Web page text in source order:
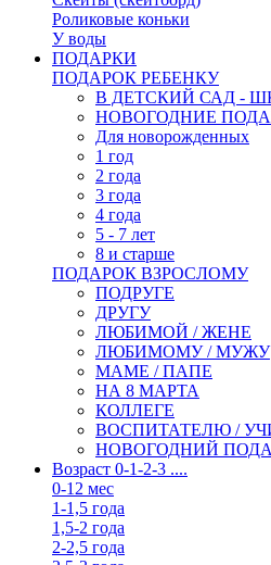
Роликовые коньки
У воды
ПОДАРКИ
ПОДАРОК РЕБЕНКУ
В ДЕТСКИЙ САД -
НОВОГОДНИЕ
Для новорожденных
1 год
2 года
3 года
4 года
5 - 7 лет
8 и старше
ПОДАРОК ВЗРОСЛОМУ
ПОДРУГЕ
ДРУГУ
ЛЮБИМОЙ / ЖЕНЕ
ЛЮБИМОМУ / МУЖУ
МАМЕ / ПАПЕ
НА 8 МАРТА
КОЛЛЕГЕ
ВОСПИТАТЕЛЮ /
НОВОГОДНИЙ
Возраст 0-1-2-3 ....
0-12 мес
1-1,5 года
1,5-2 года
2-2,5 года